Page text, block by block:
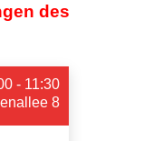
des
- 11:30
8